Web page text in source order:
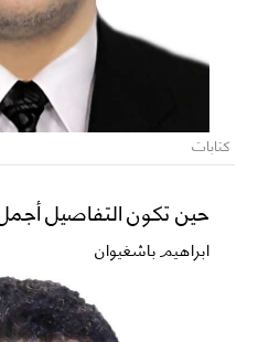
كتابات
حين تكون التفاصيل
ابراهيم باشغيوان